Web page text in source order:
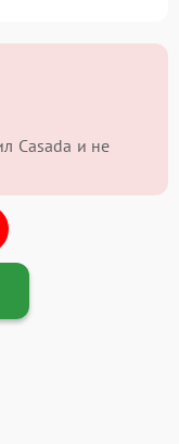
Casada и не